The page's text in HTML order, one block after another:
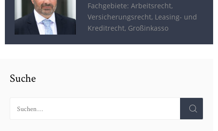
Fachgebiete: Arbeitsrecht,
Versicherungsrecht, Leasing- und
Kreditrecht, Großinkasso
Suche